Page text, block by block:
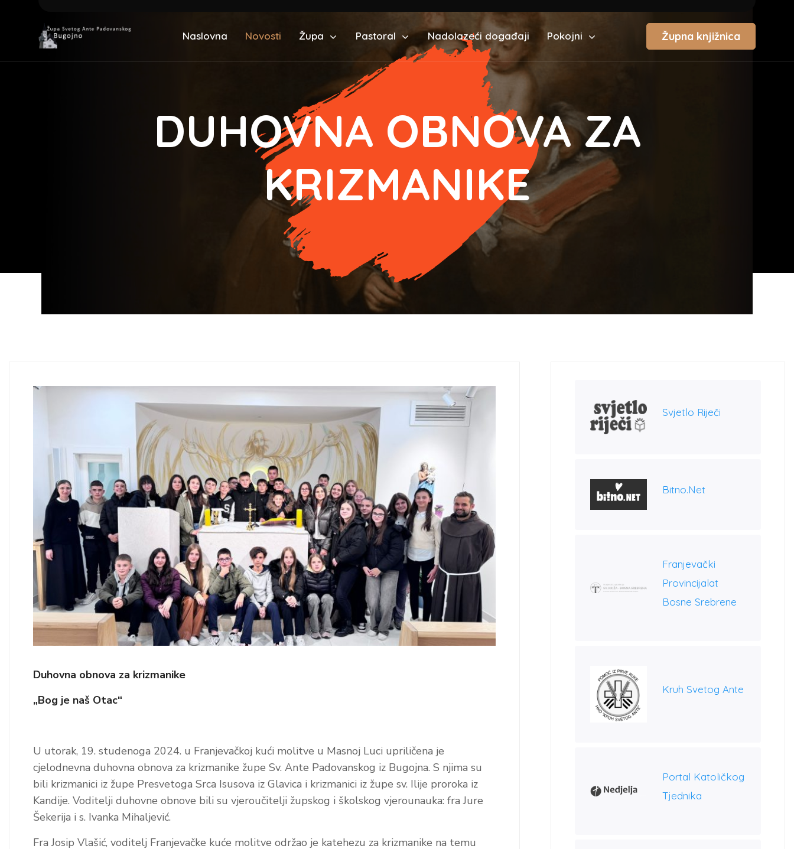
Naslovna Novosti Župa Pastoral Nadolazeći događaji Pokojni Župna knjižnica
DUHOVNA OBNOVA ZA
KRIZMANIKE
Duhovna obnova za krizmanike
„Bog je naš Otac“
U utorak, 19. studenoga 2024. u Franjevačkoj kući molitve u Masnoj Luci upriličena je
cjelodnevna duhovna obnova za krizmanike župe Sv. Ante Padovanskog iz Bugojna. S njima su
bili krizmanici iz župe Presvetoga Srca Isusova iz Glavica i krizmanici iz župe sv. Ilije proroka iz
Kandije. Voditelji duhovne obnove bili su vjeroučitelji župskog i školskog vjerounauka: fra Jure
Šekerija i s. Ivanka Mihaljević.
Fra Josip Vlašić, voditelj Franjevačke kuće molitve održao je katehezu za krizmanike na temu
Svjetlo Riječi
Bitno.net
Franjevački
Provincijalat
Bosne Srebrene
Kruh Svetog Ante
Portal Katoličkog
Tjednika